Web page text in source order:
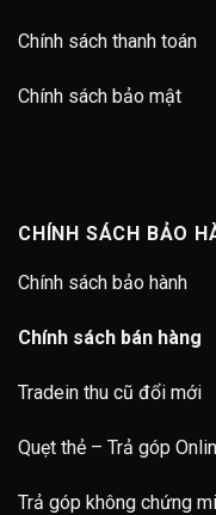
Chính sách thanh toán
Chính sách bảo mật
CHÍNH SÁCH BẢO
Chính sách bảo hành
Chính sách bán hàng
Tradein thu cũ đổi mới
Quẹt thẻ – Trả góp
Trả góp không chứng